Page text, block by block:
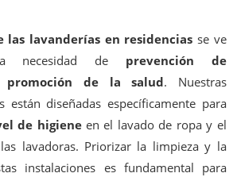
las lavanderías en residencias se ve
necesidad de prevención de
promoción de la salud. Nuestras
están diseñadas específicamente para
de higieneen el lavado de ropa y el
lavadoras. Priorizar la limpieza y la
instalaciones es fundamental para